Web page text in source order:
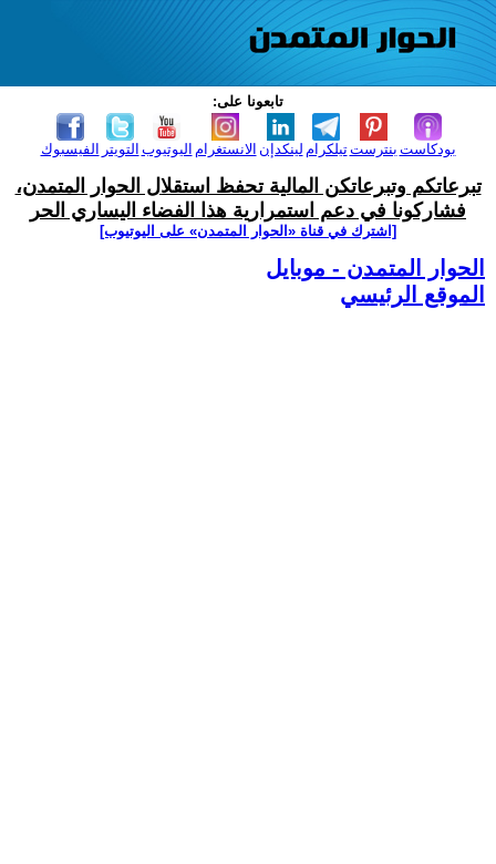
تابعونا على:
الفيسبوك التويتر اليوتيوب الانستغرام لينكدإن تيلكرامبنترست بودكاست
تبرعاتكم وتبرعاتكن المالية تحفظ استقلال الحوار المتمدن،
فشاركونا في دعم استمرارية هذا الفضاء اليساري الحر
[اشترك في قناة ‫«الحوار المتمدن» على اليوتيوب]
الحوار المتمدن - موبايل
الموقع الرئيسي